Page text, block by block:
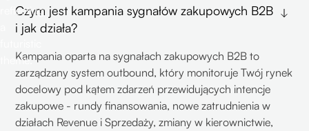
Czym jest kampania sygnałów zakupowych B2B
i jak działa?
Kampania oparta na sygnałach zakupowych B2B to
zarządzany system outbound, który monitoruje Twój rynek
docelowy pod kątem zdarzeń przewidujących intencje
zakupowe - rundy finansowania, nowe zatrudnienia w
działach Revenue i Sprzedaży, zmiany w kierownictwie,